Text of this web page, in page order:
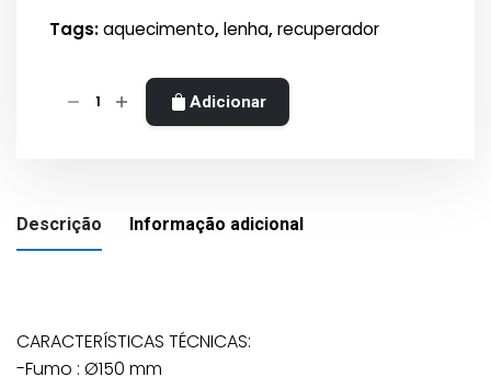
Tags:aquecimento,lenha,recuperador
Quantidade
Insert
650
Adicionar
Descrição Informação adicional
CARACTERÍSTICAS TÉCNICAS:
-Fumo : Ø150 mm